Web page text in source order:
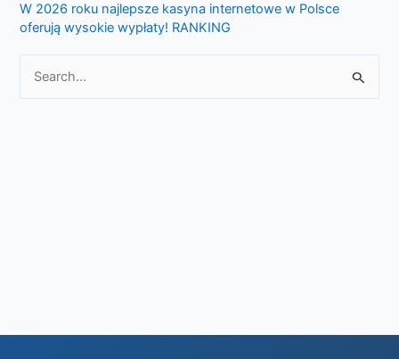
W 2026 roku najlepsze kasyna internetowe w Polsce
oferują wysokie wypłaty! RANKING